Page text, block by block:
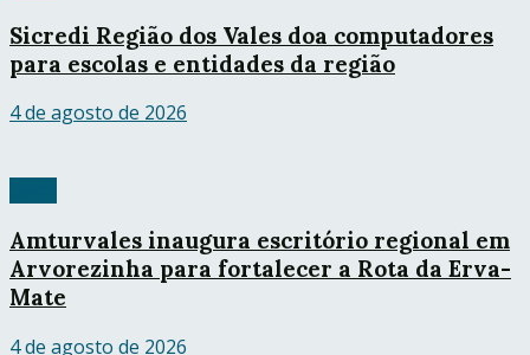
Sicredi Região dos Vales doa computadores
para escolas e entidades da região
4 de agosto de 2026
Amturvales inaugura escritório regional em
Arvorezinha para fortalecer a Rota da Erva-
Mate
4 de agosto de 2026